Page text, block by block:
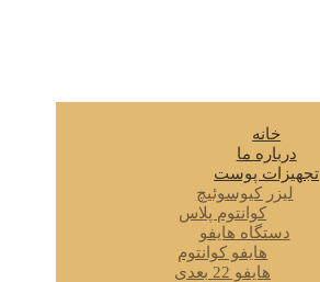
خانه
درباره ما
تجهیزات پوست
لیزر کیوسوئیچ
کوانتوم پلاس
دستگاه هایفو
هایفو کوانتوم
هایفو 22 بعدی